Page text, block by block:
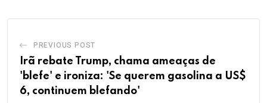
PREVIOUS POST
Irã rebate Trump, chama ameaças de
'blefe' e ironiza: 'Se querem gasolina a US$
6, continuem blefando'